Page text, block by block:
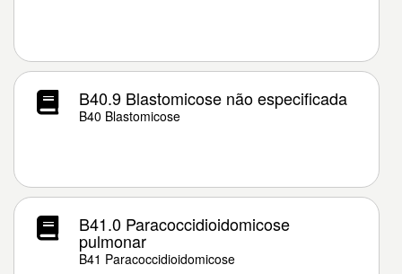
B40.9 Blastomicose não especificada
B40 Blastomicose
B41.0 Paracoccidioidomicose
pulmonar
B41 Paracoccidioidomicose